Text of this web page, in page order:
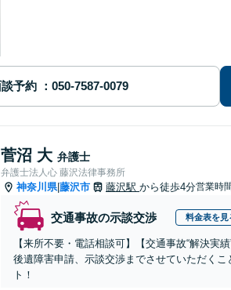
予約
菅沼 大 弁護士
弁護士法人心 藤沢法律事務所
神奈川県|藤沢市 藤沢駅 から徒歩4分営業時
交通事故の示談交渉 料金表を見
【来所不要・電話相談可】【交通事故“解決実
後遺障害申請、示談交渉までさせていただく
ト！